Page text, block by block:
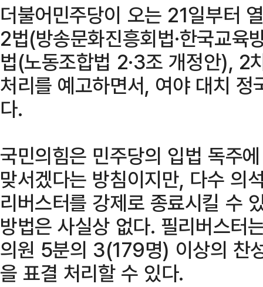
더불어민주당이 오는 21일부터
2법(방송문화진흥회법·한국교육
법(노동조합법 2·3조 개정안), 2
처리를 예고하면서, 여야 대치
다.
국민의힘은 민주당의 입법 독주
맞서겠다는 방침이지만, 다수
리버스터를 강제로 종료시킬 수
방법은 사실상 없다. 필리버스터
의원 5분의 3(179명) 이상의 찬
을 표결 처리할 수 있다.